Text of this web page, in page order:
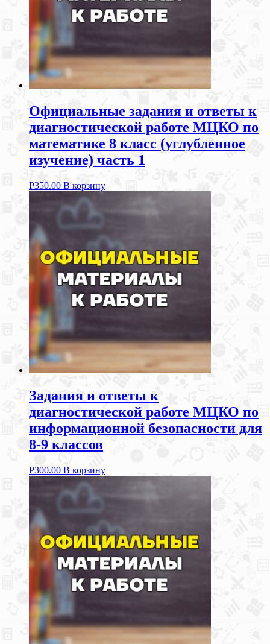
Официальные задания и ответы к
диагностической работе МЦКО по
математике 8 класс (углубленное
изучение) часть 1
Р350.00 В корзину
Задания и ответы к
диагностической работе МЦКО по
информационной безопасности для
8-9 классов
Р300.00 В корзину